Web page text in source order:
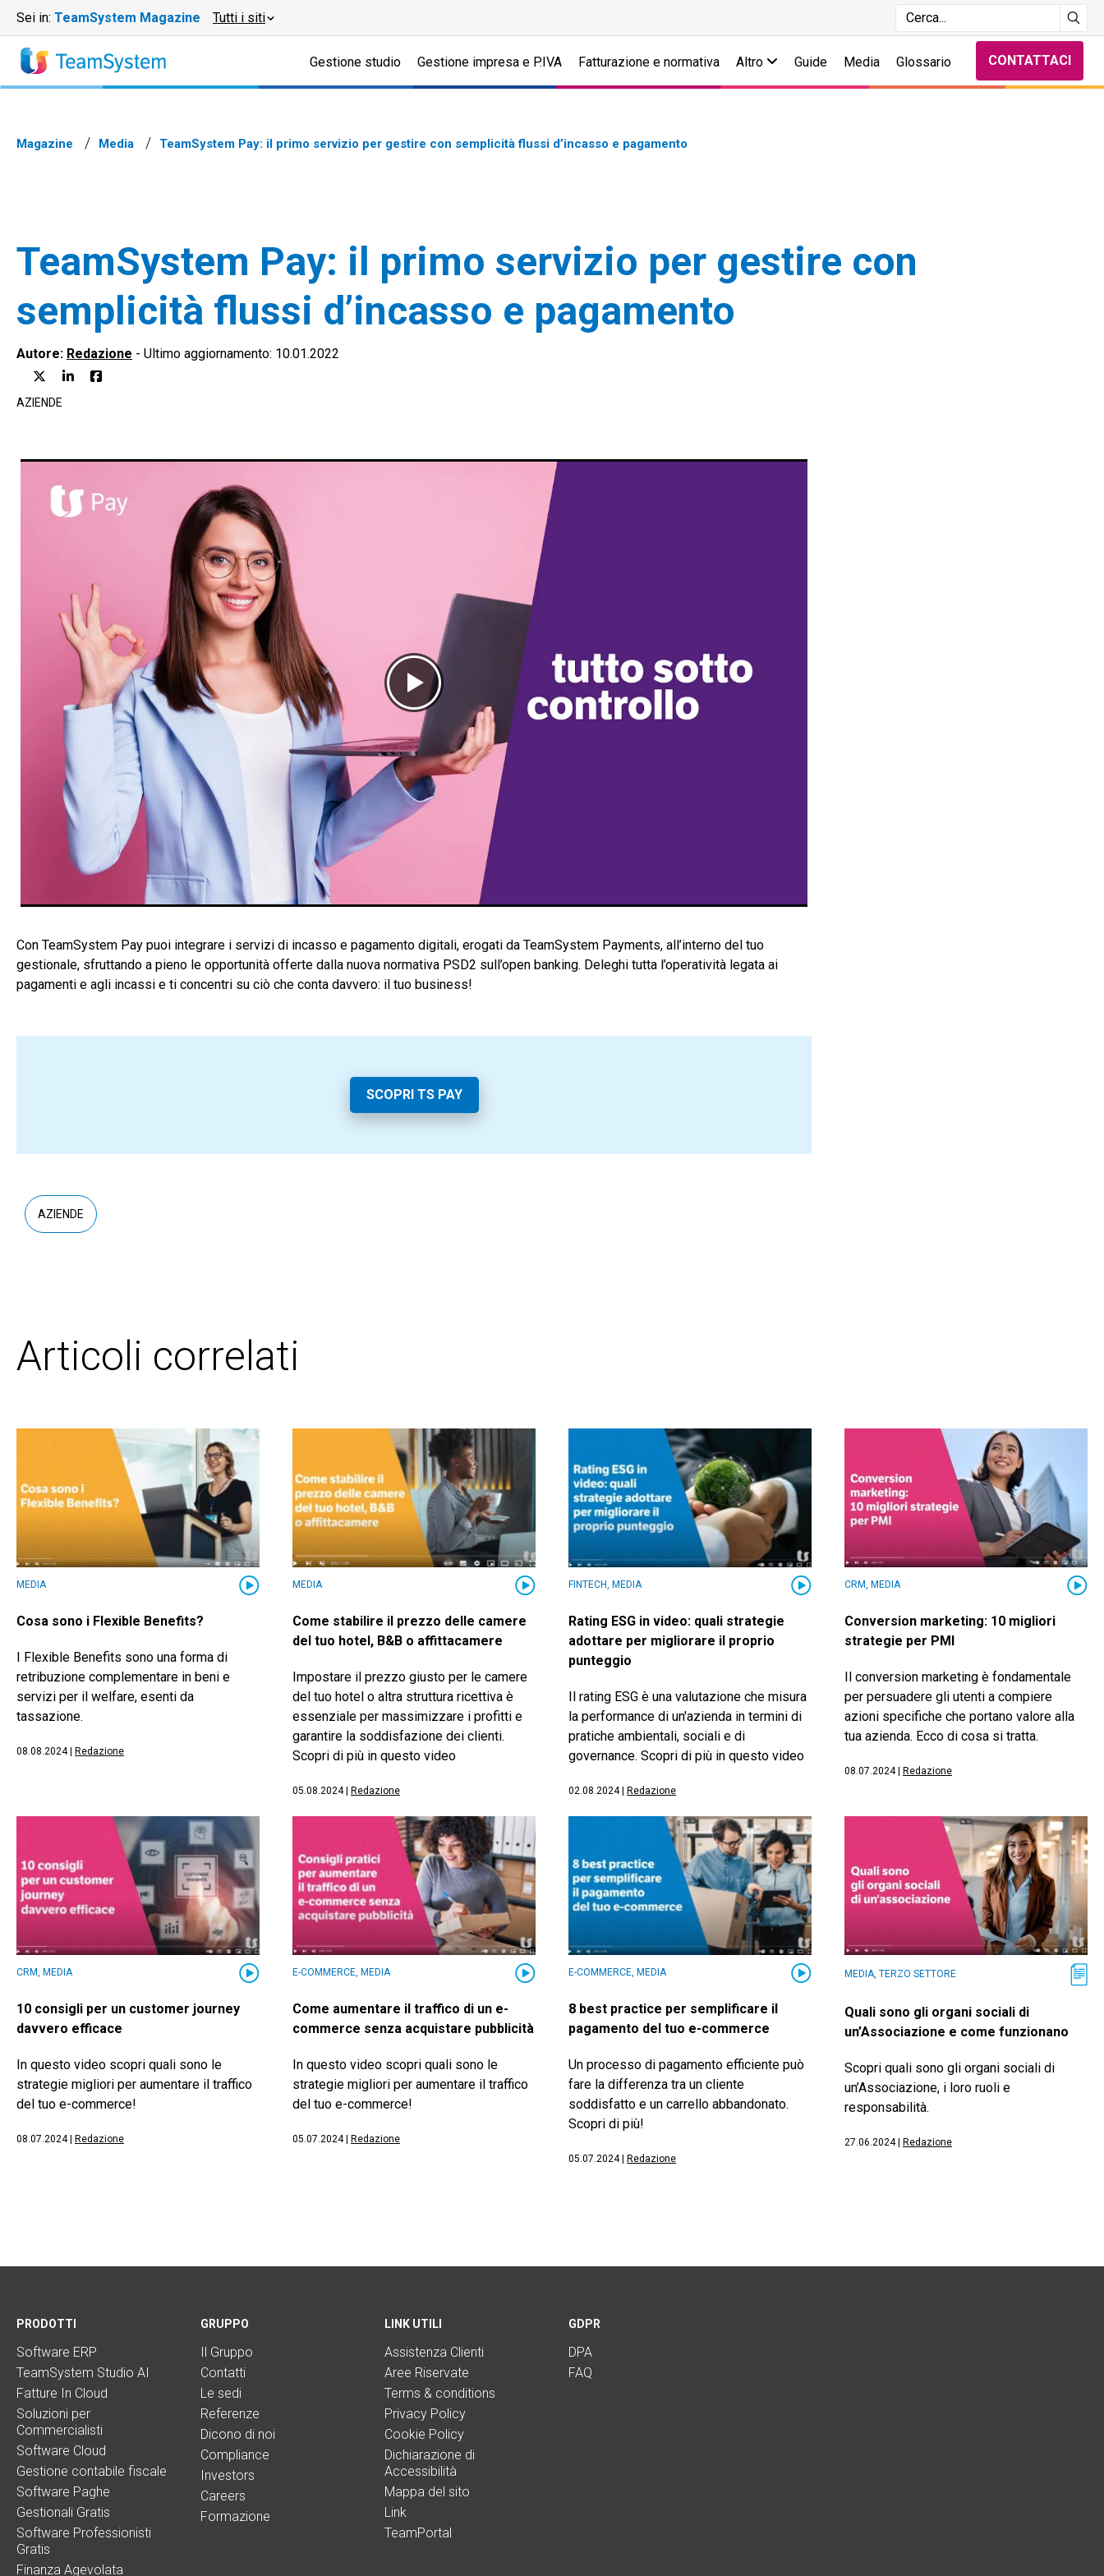
Sei in: TeamSystem Magazine Tutti i siti
Gestione studio Gestione impresa e P.IVA Fatturazione e normativa Altro Guide Media Glossario CONTATTACI
Magazine Media TeamSystem Pay: il primo servizio per gestire con semplicità flussi d’incasso e pagamento
TeamSystem Pay: il primo servizio per gestire con
semplicità flussi d’incasso e pagamento
Autore: Redazione - Ultimo aggiornamento: 10.01.2022
AZIENDE
Con TeamSystem Pay puoi integrare i servizi di incasso e pagamento digitali, erogati da TeamSystem Payments, all’interno del tuo
gestionale, sfruttando a pieno le opportunità offerte dalla nuova normativa PSD2 sull’open banking. Deleghi tutta l’operatività legata ai
pagamenti e agli incassi e ti concentri su ciò che conta davvero: il tuo business!
SCOPRI TS PAY
AZIENDE
Articoli correlati
MEDIA
Cosa sono i Flexible Benefits?
I Flexible Benefits sono una forma di
retribuzione complementare in beni e
servizi per il welfare, esenti da
tassazione.
08.08.2024| Redazione
MEDIA
Come stabilire il prezzo delle camere
del tuo hotel, B&B o affittacamere
Impostare il prezzo giusto per le camere
del tuo hotel o altra struttura ricettiva è
essenziale per massimizzare i profitti e
garantire la soddisfazione dei clienti.
Scopri di più in questo video
05.08.2024| Redazione
FINTECH, MEDIA
Rating ESG in video: quali strategie
adottare per migliorare il proprio
punteggio
Il rating ESG è una valutazione che misura
la performance di un'azienda in termini di
pratiche ambientali, sociali e di
governance. Scopri di più in questo video
02.08.2024| Redazione
CRM, MEDIA
Conversion marketing: 10 migliori
strategie per PMI
Il conversion marketing è fondamentale
per persuadere gli utenti a compiere
azioni specifiche che portano valore alla
tua azienda. Ecco di cosa si tratta.
08.07.2024| Redazione
CRM, MEDIA
10 consigli per un customer journey
davvero efficace
In questo video scopri quali sono le
strategie migliori per aumentare il traffico
del tuo e-commerce!
08.07.2024| Redazione
E-COMMERCE, MEDIA
Come aumentare il traffico di un e-
commerce senza acquistare pubblicità
In questo video scopri quali sono le
strategie migliori per aumentare il traffico
del tuo e-commerce!
05.07.2024| Redazione
E-COMMERCE, MEDIA
8 best practice per semplificare il
pagamento del tuo e-commerce
Un processo di pagamento efficiente può
fare la differenza tra un cliente
soddisfatto e un carrello abbandonato.
Scopri di più!
05.07.2024| Redazione
MEDIA, TERZO SETTORE
Quali sono gli organi sociali di
un’Associazione e come funzionano
Scopri quali sono gli organi sociali di
un’Associazione, i loro ruoli e
responsabilità.
27.06.2024| Redazione
PRODOTTI
Software ERP
TeamSystem Studio AI
Fatture In Cloud
Soluzioni per
Commercialisti
Software Cloud
Gestione contabile fiscale
Software Paghe
Gestionali Gratis
Software Professionisti
Gratis
Finanza Agevolata
GRUPPO
Il Gruppo
Contatti
Le sedi
Referenze
Dicono di noi
Compliance
Investors
Careers
Formazione
LINK UTILI
Assistenza Clienti
Aree Riservate
Terms & conditions
Privacy Policy
Cookie Policy
Dichiarazione di
Accessibilità
Mappa del sito
Link
TeamPortal
GDPR
DPA
FAQ